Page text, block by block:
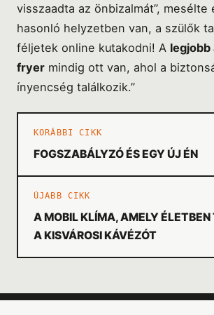
visszaadta az önbizalmát”, mesélte
hasonló helyzetben van, a szülők
féljetek online kutakodni! A legjobb
fryer mindig ott van, ahol a
ínyencség találkozik.”
KORÁBBI CIKK
FOGSZABÁLYZÓ ÉS EGY ÚJ ÉN
ÚJABB CIKK
A MOBIL KLÍMA, AMELY
A KISVÁROSI KÁVÉZÓT